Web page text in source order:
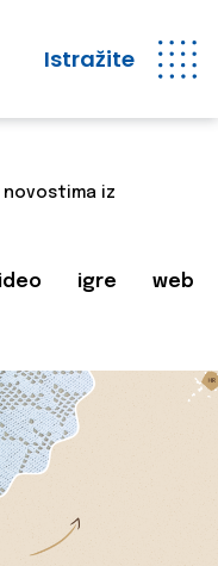
Istražite
novostima iz
igre web